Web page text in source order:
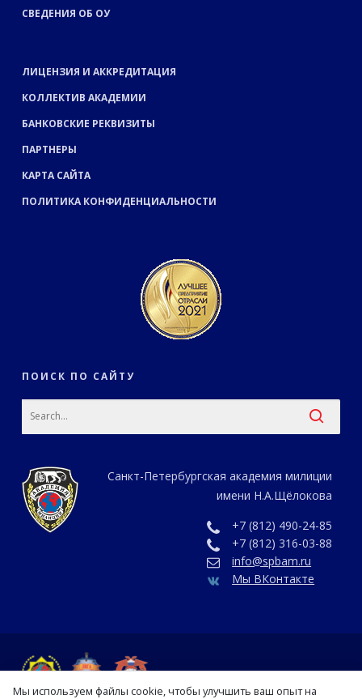
СВЕДЕНИЯ ОБ ОУ
ЛИЦЕНЗИЯ И АККРЕДИТАЦИЯ
КОЛЛЕКТИВ АКАДЕМИИ
БАНКОВСКИЕ РЕКВИЗИТЫ
ПАРТНЕРЫ
КАРТА САЙТА
ПОЛИТИКА КОНФИДЕНЦИАЛЬНОСТИ
ПОИСК ПО САЙТУ
Санкт-Петербургская академия милиции
имени Н.А.Щёлокова
+7 (812) 490-24-85
+7 (812) 316-03-88
info@spbam.ru
Мы ВКонтакте
Мы используем файлы cookie, чтобы улучшить ваш опыт на